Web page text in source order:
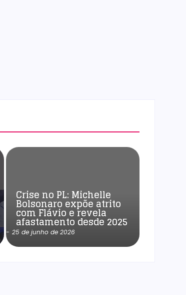
Crise no PL: Michelle
Bolsonaro expõe atrito
com Flávio e revela
afastamento desde 2025
- 25 de junho de 2026